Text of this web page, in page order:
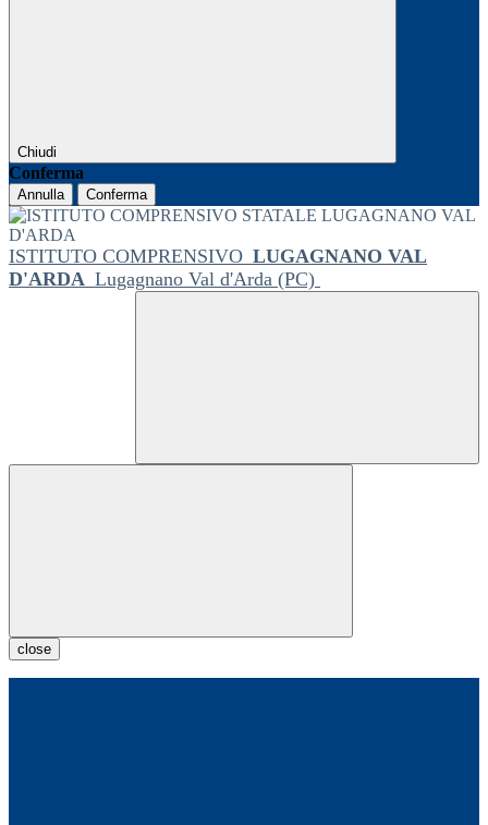
Chiudi
Conferma
Annulla Conferma
ISTITUTO COMPRENSIVO LUGAGNANO VAL
D'ARDA Lugagnano Val d'Arda (PC)
close